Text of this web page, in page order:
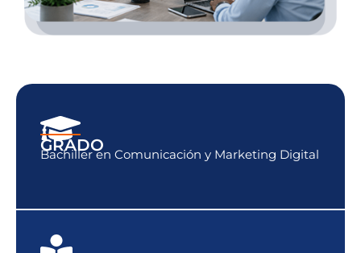
GRADO
Bachiller en Comunicación y Marketing Digital